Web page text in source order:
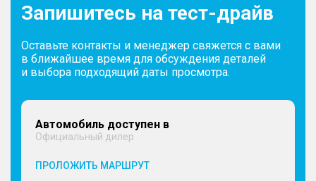
Запишитесь на тест-драйв
Оставьте контакты и менеджер свяжется с вами
в ближайшее время для обсуждения деталей
и выбора подходящий даты просмотра.
Автомобиль доступен в
Официальный дилер
ПРОЛОЖИТЬ МАРШРУТ